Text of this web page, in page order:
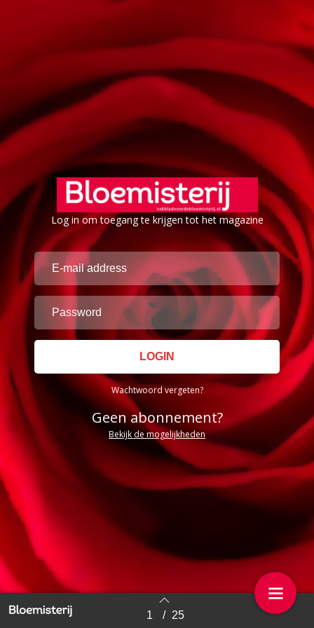
Log in om toegang te krijgen tot het magazine
Wachtwoord vergeten?
Geen abonnement?
Bekijk de mogelijkheden
Back to index 1 / 25